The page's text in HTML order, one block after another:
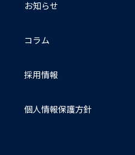
お知らせ
コラム
採用情報
個人情報保護方針